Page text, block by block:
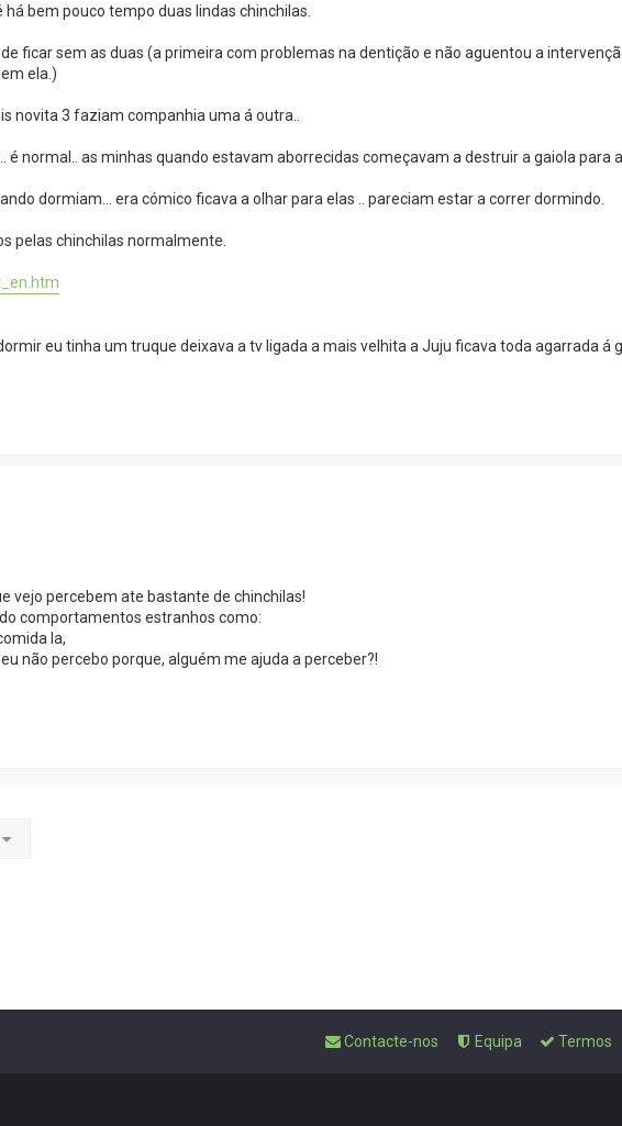
bem pouco tempo duas lindas chinchilas.
ficar sem as duas (a primeira com problemas na dentição e não aguentou a
ela.)
novita 3 faziam companhia uma á outra..
normal.. as minhas quando estavam aborrecidas começavam a destruir a gaiola para
dormiam... era cómico ficava a olhar para elas .. pareciam estar a correr dormindo.
pelas chinchilas normalmente.
eu tinha um truque deixava a tv ligada a mais velhita a Juju ficava toda agarrada á
vejo percebem ate bastante de chinchilas!
comportamentos estranhos como:
la,
não percebo porque, alguém me ajuda a perceber?!
Termos
Equipa
Contacte-nos